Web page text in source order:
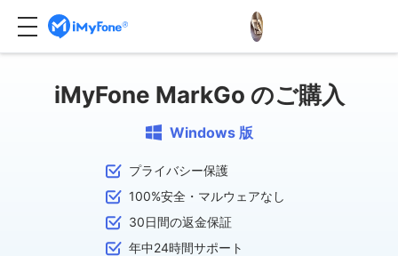
iMyFone MarkGo のご購入
Windows 版
プライバシー保護
100%安全・マルウェアなし
30日間の返金保証
年中24時間サポート